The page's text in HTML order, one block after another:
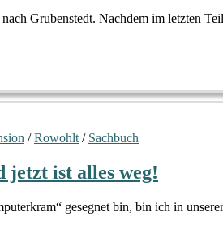
Grubenstedt. Nachdem im letzten
/Rowohlt / Sachbuch
ist alles weg!
gesegnet bin, bin ich in